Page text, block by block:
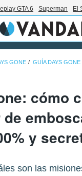
GTA 6 Superman El
GONE GUÍA DAYS GONE
cómo
de
y
son las